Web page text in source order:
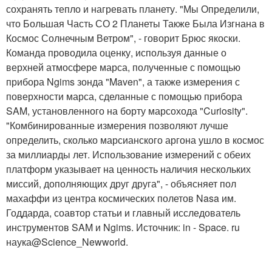
сохранять тепло и нагревать планету. "Мы Определили,
что Большая Часть СО 2 Планеты Также Была Изгнана в
Космос Солнечным Ветром", - говорит Брюс якоски.
Команда проводила оценку, используя данные о
верхней атмосфере марса, полученные с помощью
прибора Ngims зонда "Maven", а также измерения с
поверхности марса, сделанные с помощью прибора
SAM, установленного на борту марсохода "Curiosity".
"Комбинированные измерения позволяют лучше
определить, сколько марсианского аргона ушло в космос
за миллиарды лет. Использование измерений с обеих
платформ указывает на ценность наличия нескольких
миссий, дополняющих друг друга", - объясняет пол
махаффи из центра космических полетов Nasa им.
Годдарда, соавтор статьи и главный исследователь
инструментов SAM и Ngims. Источник: in - Space. ru
наука@Science_Newworld.